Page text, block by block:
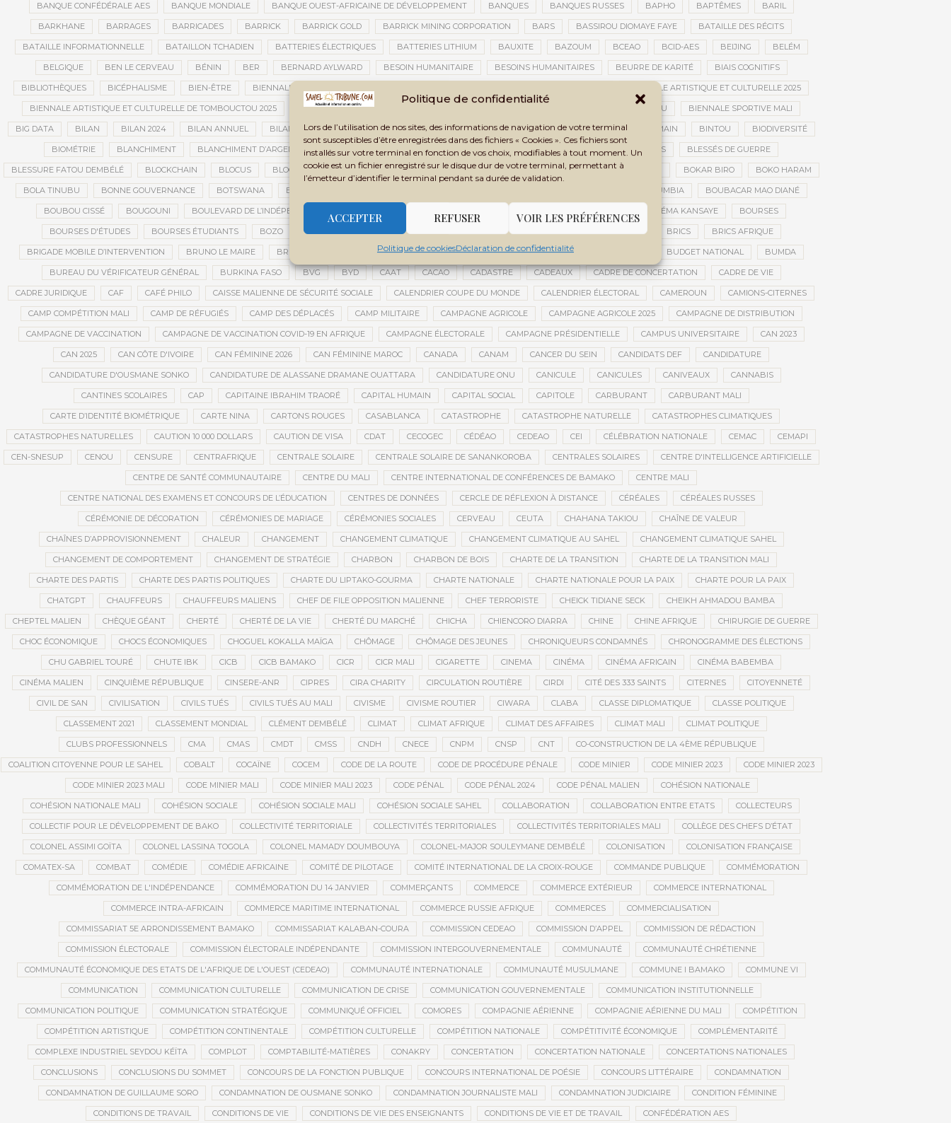
Politique de confidentialité
Lors de l’utilisation de nos sites, des informations de navigation de votre terminal
sont susceptibles d’être enregistrées dans des fichiers « Cookies ». Ces fichiers sont
installés sur votre terminal en fonction de vos choix, modifiables à tout moment. Un
cookie est un fichier enregistré sur le disque dur de votre terminal, permettant à
l’émetteur d’identifier le terminal pendant sa durée de validation.
ACCEPTER REFUSER VOIR LES PRÉFÉRENCES
Politique de cookiesDéclaration de confidentialité
BANQUE CONFÉDÉRALE AES BANQUE MONDIALE BANQUE OUEST-AFRICAINE DE DÉVELOPPEMENT BANQUES BANQUES RUSSES BAPHO BAPTÊMES BARIL
BARKHANE BARRAGES BARRICADES BARRICK BARRICK GOLD BARRICK MINING CORPORATION BARS BASSIROU DIOMAYE FAYE BATAILLE DES RÉCITS
BATAILLE INFORMATIONNELLE BATAILLON TCHADIEN BATTERIES ÉLECTRIQUES BATTERIES LITHIUM BAUXITE BAZOUM BCEAO BCID-AES BEIJING BELÉM
BELGIQUE BEN LE CERVEAU BÉNIN BER BERNARD AYLWARD BESOIN HUMANITAIRE BESOINS HUMANITAIRES BEURRE DE KARITÉ BIAIS COGNITIFS
BIBLIOTHÈQUES BICÉPHALISME BIEN-ÊTRE BIENNALE AFRICAINE DE LA PHOTOGRAPHIE BIENNALE ARTISTIQUE ET CULTURELLE 2025
BIENNALE ARTISTIQUE ET CULTURELLE DE TOMBOUCTOU 2025 BIENNALE ARTISTIQUE ET CULTURELLE TOMBOUCTOU 2025 BIENNALE DE TOMBOUCTOU BIENNALE SPORTIVE MALI
BIG DATA BILAN BILAN 2024 BILAN ANNUEL BILAN DE LA TRANSITION BILAN DES ACTIVITÉS BILAN ET PERSPECTIVES BILAN HUMAIN BINTOU BIODIVERSITÉ
BIOMÉTRIE BLANCHIMENT BLANCHIMENT D’ARGENT BLANCHIMENT DE CAPITAUX BLASPHÈME BLÉ BLÉ RUSSE BLESSÉS BLESSÉS DE GUERRE
BLESSURE FATOU DEMBÉLÉ BLOCKCHAIN BLOCUS BLOCUS ÉCONOMIQUE BLOGING BNDA BOAD BOBO-DIOULASSO BOGOLAN BOKAR BIRO BOKO HARAM
BOLA TINUBU BONNE GOUVERNANCE BOTSWANA BOUARÉ FILY SISSOKO BOUBACAR DOUMBIA BOUBACAR MAO DIANÉ
BOUBOU CISSÉ BOUGOUNI BOULEVARD DE L’INDÉPENDANCE BOUREM BOURÉMA KANSAYE BOURSES
BOURSES D'ÉTUDES BOURSES ÉTUDIANTS BOZO BRASSAGE CULTUREL BRÉSIL BRICE OLIGUI NGUEMA BRICS BRICS AFRIQUE
BRIGADE MOBILE D’INTERVENTION BRUNO LE MAIRE BRUXELLES BUDGET 2027-2029 BUDGET AGRICOLE BUDGET DE LA PRÉSIDENCE BUDGET NATIONAL BUMDA
BUREAU DU VÉRIFICATEUR GÉNÉRAL BURKINA FASO BVG BYD CAAT CACAO CADASTRE CADEAUX CADRE DE CONCERTATION CADRE DE VIE
CADRE JURIDIQUE CAF CAFÉ PHILO CAISSE MALIENNE DE SÉCURITÉ SOCIALE CALENDRIER COUPE DU MONDE CALENDRIER ÉLECTORAL CAMEROUN CAMIONS-CITERNES
CAMP COMPÉTITION MALI CAMP DE RÉFUGIÉS CAMP DES DÉPLACÉS CAMP MILITAIRE CAMPAGNE AGRICOLE CAMPAGNE AGRICOLE 2025 CAMPAGNE DE DISTRIBUTION
CAMPAGNE DE VACCINATION CAMPAGNE DE VACCINATION COVID-19 EN AFRIQUE CAMPAGNE ÉLECTORALE CAMPAGNE PRÉSIDENTIELLE CAMPUS UNIVERSITAIRE CAN 2023
CAN 2025 CAN CÔTE D'IVOIRE CAN FÉMININE 2026 CAN FÉMININE MAROC CANADA CANAM CANCER DU SEIN CANDIDATS DEF CANDIDATURE
CANDIDATURE D'OUSMANE SONKO CANDIDATURE DE ALASSANE DRAMANE OUATTARA CANDIDATURE ONU CANICULE CANICULES CANIVEAUX CANNABIS
CANTINES SCOLAIRES CAP CAPITAINE IBRAHIM TRAORÉ CAPITAL HUMAIN CAPITAL SOCIAL CAPITOLE CARBURANT CARBURANT MALI
CARTE D’IDENTITÉ BIOMÉTRIQUE CARTE NINA CARTONS ROUGES CASABLANCA CATASTROPHE CATASTROPHE NATURELLE CATASTROPHES CLIMATIQUES
CATASTROPHES NATURELLES CAUTION 10 000 DOLLARS CAUTION DE VISA CDAT CECOGEC CÉDÉAO CEDEAO CEI CÉLÉBRATION NATIONALE CEMAC CEMAPI
CEN-SNESUP CENOU CENSURE CENTRAFRIQUE CENTRALE SOLAIRE CENTRALE SOLAIRE DE SANANKOROBA CENTRALES SOLAIRES CENTRE D'INTELLIGENCE ARTIFICIELLE
CENTRE DE SANTÉ COMMUNAUTAIRE CENTRE DU MALI CENTRE INTERNATIONAL DE CONFÉRENCES DE BAMAKO CENTRE MALI
CENTRE NATIONAL DES EXAMENS ET CONCOURS DE L’ÉDUCATION CENTRES DE DONNÉES CERCLE DE RÉFLEXION À DISTANCE CÉRÉALES CÉRÉALES RUSSES
CÉRÉMONIE DE DÉCORATION CÉRÉMONIES DE MARIAGE CÉRÉMONIES SOCIALES CERVEAU CEUTA CHAHANA TAKIOU CHAÎNE DE VALEUR
CHAÎNES D’APPROVISIONNEMENT CHALEUR CHANGEMENT CHANGEMENT CLIMATIQUE CHANGEMENT CLIMATIQUE AU SAHEL CHANGEMENT CLIMATIQUE SAHEL
CHANGEMENT DE COMPORTEMENT CHANGEMENT DE STRATÉGIE CHARBON CHARBON DE BOIS CHARTE DE LA TRANSITION CHARTE DE LA TRANSITION MALI
CHARTE DES PARTIS CHARTE DES PARTIS POLITIQUES CHARTE DU LIPTAKO-GOURMA CHARTE NATIONALE CHARTE NATIONALE POUR LA PAIX CHARTE POUR LA PAIX
CHATGPT CHAUFFEURS CHAUFFEURS MALIENS CHEF DE FILE OPPOSITION MALIENNE CHEF TERRORISTE CHEICK TIDIANE SECK CHEIKH AHMADOU BAMBA
CHEPTEL MALIEN CHÈQUE GÉANT CHERTÉ CHERTÉ DE LA VIE CHERTÉ DU MARCHÉ CHICHA CHIENCORO DIARRA CHINE CHINE AFRIQUE CHIRURGIE DE GUERRE
CHOC ÉCONOMIQUE CHOCS ÉCONOMIQUES CHOGUEL KOKALLA MAÏGA CHÔMAGE CHÔMAGE DES JEUNES CHRONIQUEURS CONDAMNÉS CHRONOGRAMME DES ÉLECTIONS
CHU GABRIEL TOURÉ CHUTE IBK CICB CICB BAMAKO CICR CICR MALI CIGARETTE CINEMA CINÉMA CINÉMA AFRICAIN CINÉMA BABEMBA
CINÉMA MALIEN CINQUIÈME RÉPUBLIQUE CINSERE-ANR CIPRES CIRA CHARITY CIRCULATION ROUTIÈRE CIRDI CITÉ DES 333 SAINTS CITERNES CITOYENNETÉ
CIVIL DE SAN CIVILISATION CIVILS TUÉS CIVILS TUÉS AU MALI CIVISME CIVISME ROUTIER CIWARA CLABA CLASSE DIPLOMATIQUE CLASSE POLITIQUE
CLASSEMENT 2021 CLASSEMENT MONDIAL CLÉMENT DEMBÉLÉ CLIMAT CLIMAT AFRIQUE CLIMAT DES AFFAIRES CLIMAT MALI CLIMAT POLITIQUE
CLUBS PROFESSIONNELS CMA CMAS CMDT CMSS CNDH CNECE CNPM CNSP CNT CO-CONSTRUCTION DE LA 4ÈME RÉPUBLIQUE
COALITION CITOYENNE POUR LE SAHEL COBALT COCAÏNE COCEM CODE DE LA ROUTE CODE DE PROCÉDURE PÉNALE CODE MINIER CODE MINIER 2023 CODE MINIER 2023
CODE MINIER 2023 MALI CODE MINIER MALI CODE MINIER MALI 2023 CODE PÉNAL CODE PÉNAL 2024 CODE PÉNAL MALIEN COHÉSION NATIONALE
COHÉSION NATIONALE MALI COHÉSION SOCIALE COHÉSION SOCIALE MALI COHÉSION SOCIALE SAHEL COLLABORATION COLLABORATION ENTRE ETATS COLLECTEURS
COLLECTIF POUR LE DÉVELOPPEMENT DE BAKO COLLECTIVITÉ TERRITORIALE COLLECTIVITÉS TERRITORIALES COLLECTIVITÉS TERRITORIALES MALI COLLÈGE DES CHEFS D’ÉTAT
COLONEL ASSIMI GOÏTA COLONEL LASSINA TOGOLA COLONEL MAMADY DOUMBOUYA COLONEL-MAJOR SOULEYMANE DEMBÉLÉ COLONISATION COLONISATION FRANÇAISE
COMATEX-SA COMBAT COMÉDIE COMÉDIE AFRICAINE COMITÉ DE PILOTAGE COMITÉ INTERNATIONAL DE LA CROIX-ROUGE COMMANDE PUBLIQUE COMMÉMORATION
COMMÉMORATION DE L'INDÉPENDANCE COMMÉMORATION DU 14 JANVIER COMMERÇANTS COMMERCE COMMERCE EXTÉRIEUR COMMERCE INTERNATIONAL
COMMERCE INTRA-AFRICAIN COMMERCE MARITIME INTERNATIONAL COMMERCE RUSSIE AFRIQUE COMMERCES COMMERCIALISATION
COMMISSARIAT 5E ARRONDISSEMENT BAMAKO COMMISSARIAT KALABAN-COURA COMMISSION CEDEAO COMMISSION D’APPEL COMMISSION DE RÉDACTION
COMMISSION ÉLECTORALE COMMISSION ÉLECTORALE INDÉPENDANTE COMMISSION INTERGOUVERNEMENTALE COMMUNAUTÉ COMMUNAUTÉ CHRÉTIENNE
COMMUNAUTÉ ÉCONOMIQUE DES ETATS DE L'AFRIQUE DE L'OUEST (CEDEAO) COMMUNAUTÉ INTERNATIONALE COMMUNAUTÉ MUSULMANE COMMUNE I BAMAKO COMMUNE VI
COMMUNICATION COMMUNICATION CULTURELLE COMMUNICATION DE CRISE COMMUNICATION GOUVERNEMENTALE COMMUNICATION INSTITUTIONNELLE
COMMUNICATION POLITIQUE COMMUNICATION STRATÉGIQUE COMMUNIQUÉ OFFICIEL COMORES COMPAGNIE AÉRIENNE COMPAGNIE AÉRIENNE DU MALI COMPÉTITION
COMPÉTITION ARTISTIQUE COMPÉTITION CONTINENTALE COMPÉTITION CULTURELLE COMPÉTITION NATIONALE COMPÉTITIVITÉ ÉCONOMIQUE COMPLÉMENTARITÉ
COMPLEXE INDUSTRIEL SEYDOU KÉÏTA COMPLOT COMPTABILITÉ-MATIÈRES CONAKRY CONCERTATION CONCERTATION NATIONALE CONCERTATIONS NATIONALES
CONCLUSIONS CONCLUSIONS DU SOMMET CONCOURS DE LA FONCTION PUBLIQUE CONCOURS INTERNATIONAL DE POÉSIE CONCOURS LITTÉRAIRE CONDAMNATION
CONDAMNATION DE GUILLAUME SORO CONDAMNATION DE OUSMANE SONKO CONDAMNATION JOURNALISTE MALI CONDAMNATION JUDICIAIRE CONDITION FÉMININE
CONDITIONS DE TRAVAIL CONDITIONS DE VIE CONDITIONS DE VIE DES ENSEIGNANTS CONDITIONS DE VIE ET DE TRAVAIL CONFÉDÉRATION AES